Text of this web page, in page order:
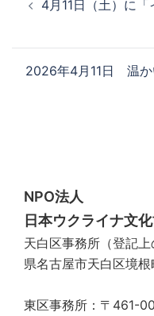
稿
ゲ
4月11日（土）に
2026年4月11日 温か
NPO法人
日本ウクライナ文
天白区事務所（登記
県名古屋市天白区境根
東区事務所：〒461-